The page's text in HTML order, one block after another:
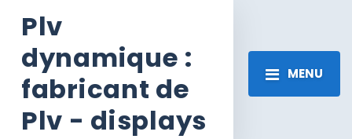
Plv
dynamique :
fabricant de
Plv - displays
MENU